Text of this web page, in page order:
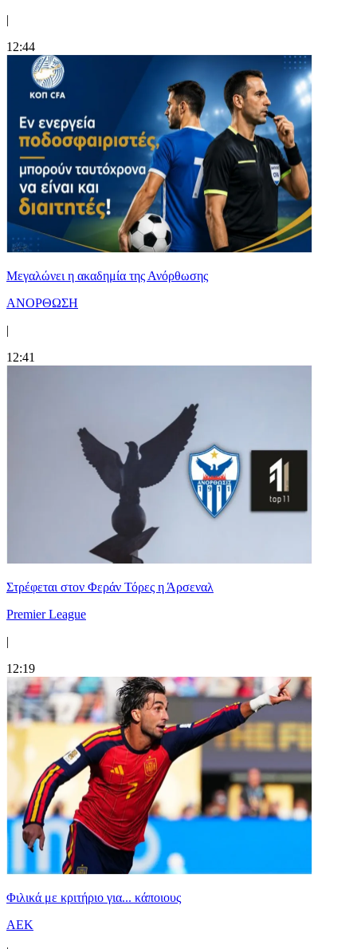
|
12:44
Μεγαλώνει η ακαδημία της Ανόρθωσης
ΑΝΟΡΘΩΣΗ
|
12:41
Στρέφεται στον Φεράν Τόρες η Άρσεναλ
Premier League
|
12:19
Φιλικά με κριτήριο για... κάποιους
ΑΕΚ